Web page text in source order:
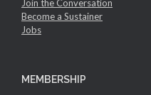
Join the Conversation
Become a Sustainer
Jobs
MEMBERSHIP